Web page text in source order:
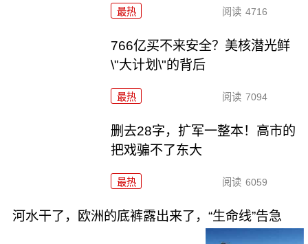
最热 阅读 4716
766亿买不来安全？美核潜光鲜
\"大计划\"的背后
最热 阅读 7094
删去28字，扩军一整本！高市的
把戏骗不了东大
最热 阅读 6059
河水干了，欧洲的底裤露出来了，“生命线”告急